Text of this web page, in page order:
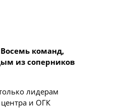
команд,
из соперников
лидерам
центра и ОГК